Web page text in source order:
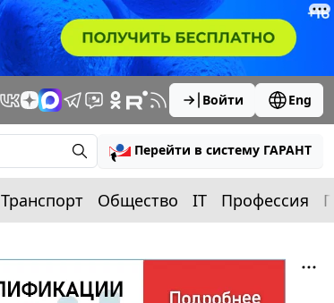
Войти Eng
Перейти в систему ГАРАНТ
Транспорт Общество IT Профессия